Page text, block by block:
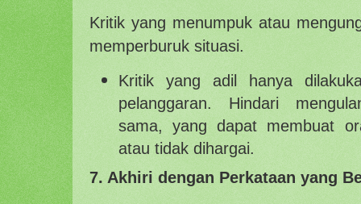
Kritik yang menumpuk atau
memperburuk situasi.
Kritik yang adil hanya
pelanggaran. Hindari
sama, yang dapat membuat
atau tidak dihargai.
7. Akhiri dengan Perkataan yang